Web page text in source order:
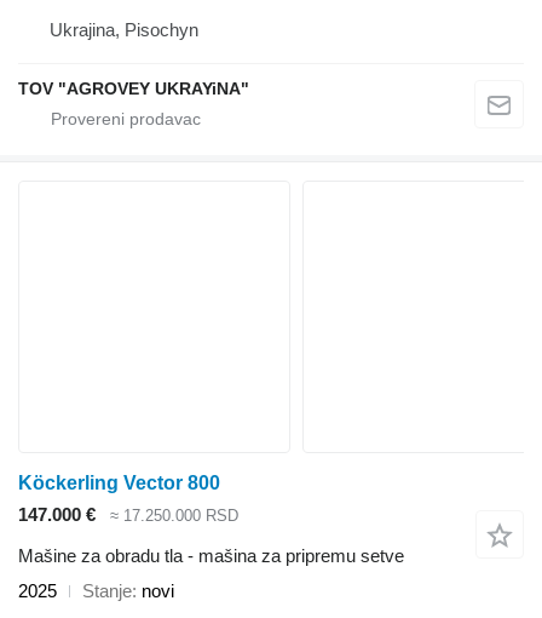
Ukrajina, Pisochyn
TOV "AGROVEY UKRAYiNA"
Köckerling Vector 800
147.000 €
≈ 17.250.000 RSD
Mašine za obradu tla - mašina za pripremu setve
2025
Stanje novi